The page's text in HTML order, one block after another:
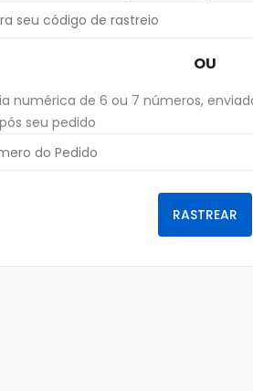
OU
numérica de 6 ou 7 números,
seu pedido
RASTREAR